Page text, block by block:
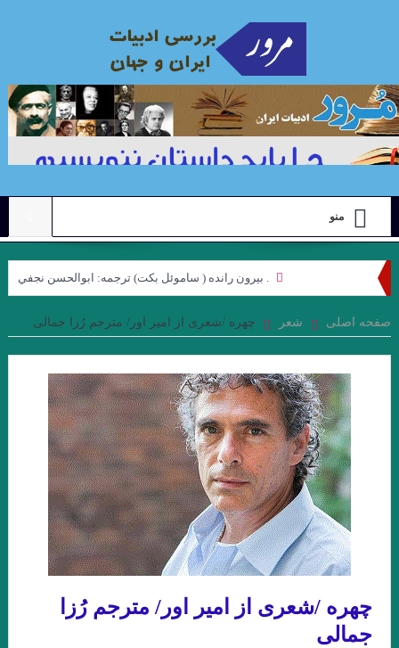
منو
. بيرون رانده ( ساموئل بكت) ترجمه: ابوالحسن نجفي
علیرضا ذیحق ، نقدی بر مجموعه شعر ” کوچه نشین ِ کوچه بن بست ”
چکاوک حمیدی
.نقدی از نعمت مرادی بر مجموعه داستان ماه نیمروز شهریار مندنی پور
مروری بر کتاب امیرِِِ نوروز نوشته میترا داور . علی رضا ذیحق
مسیح عراق . حسن بلاسم
مروری بر تکنیک داستان نویسی عطار در ” حلاج ” . میترا داور
بگو مرا نکشند . خوان رولفو
صفحه اصلی شعر چهره /شعری از امیر اور/ مترجم رُزا جمالی
چهره /شعری از امیر اور/ مترجم رُزا
جمالی